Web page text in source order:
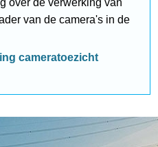
van de camera's in de
cameratoezicht